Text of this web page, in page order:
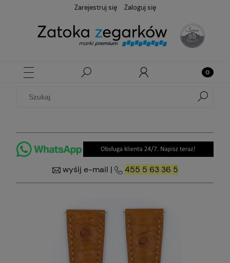
Zarejestruj się Zaloguj się
wyśij e-mail | 455 5 63 36 5